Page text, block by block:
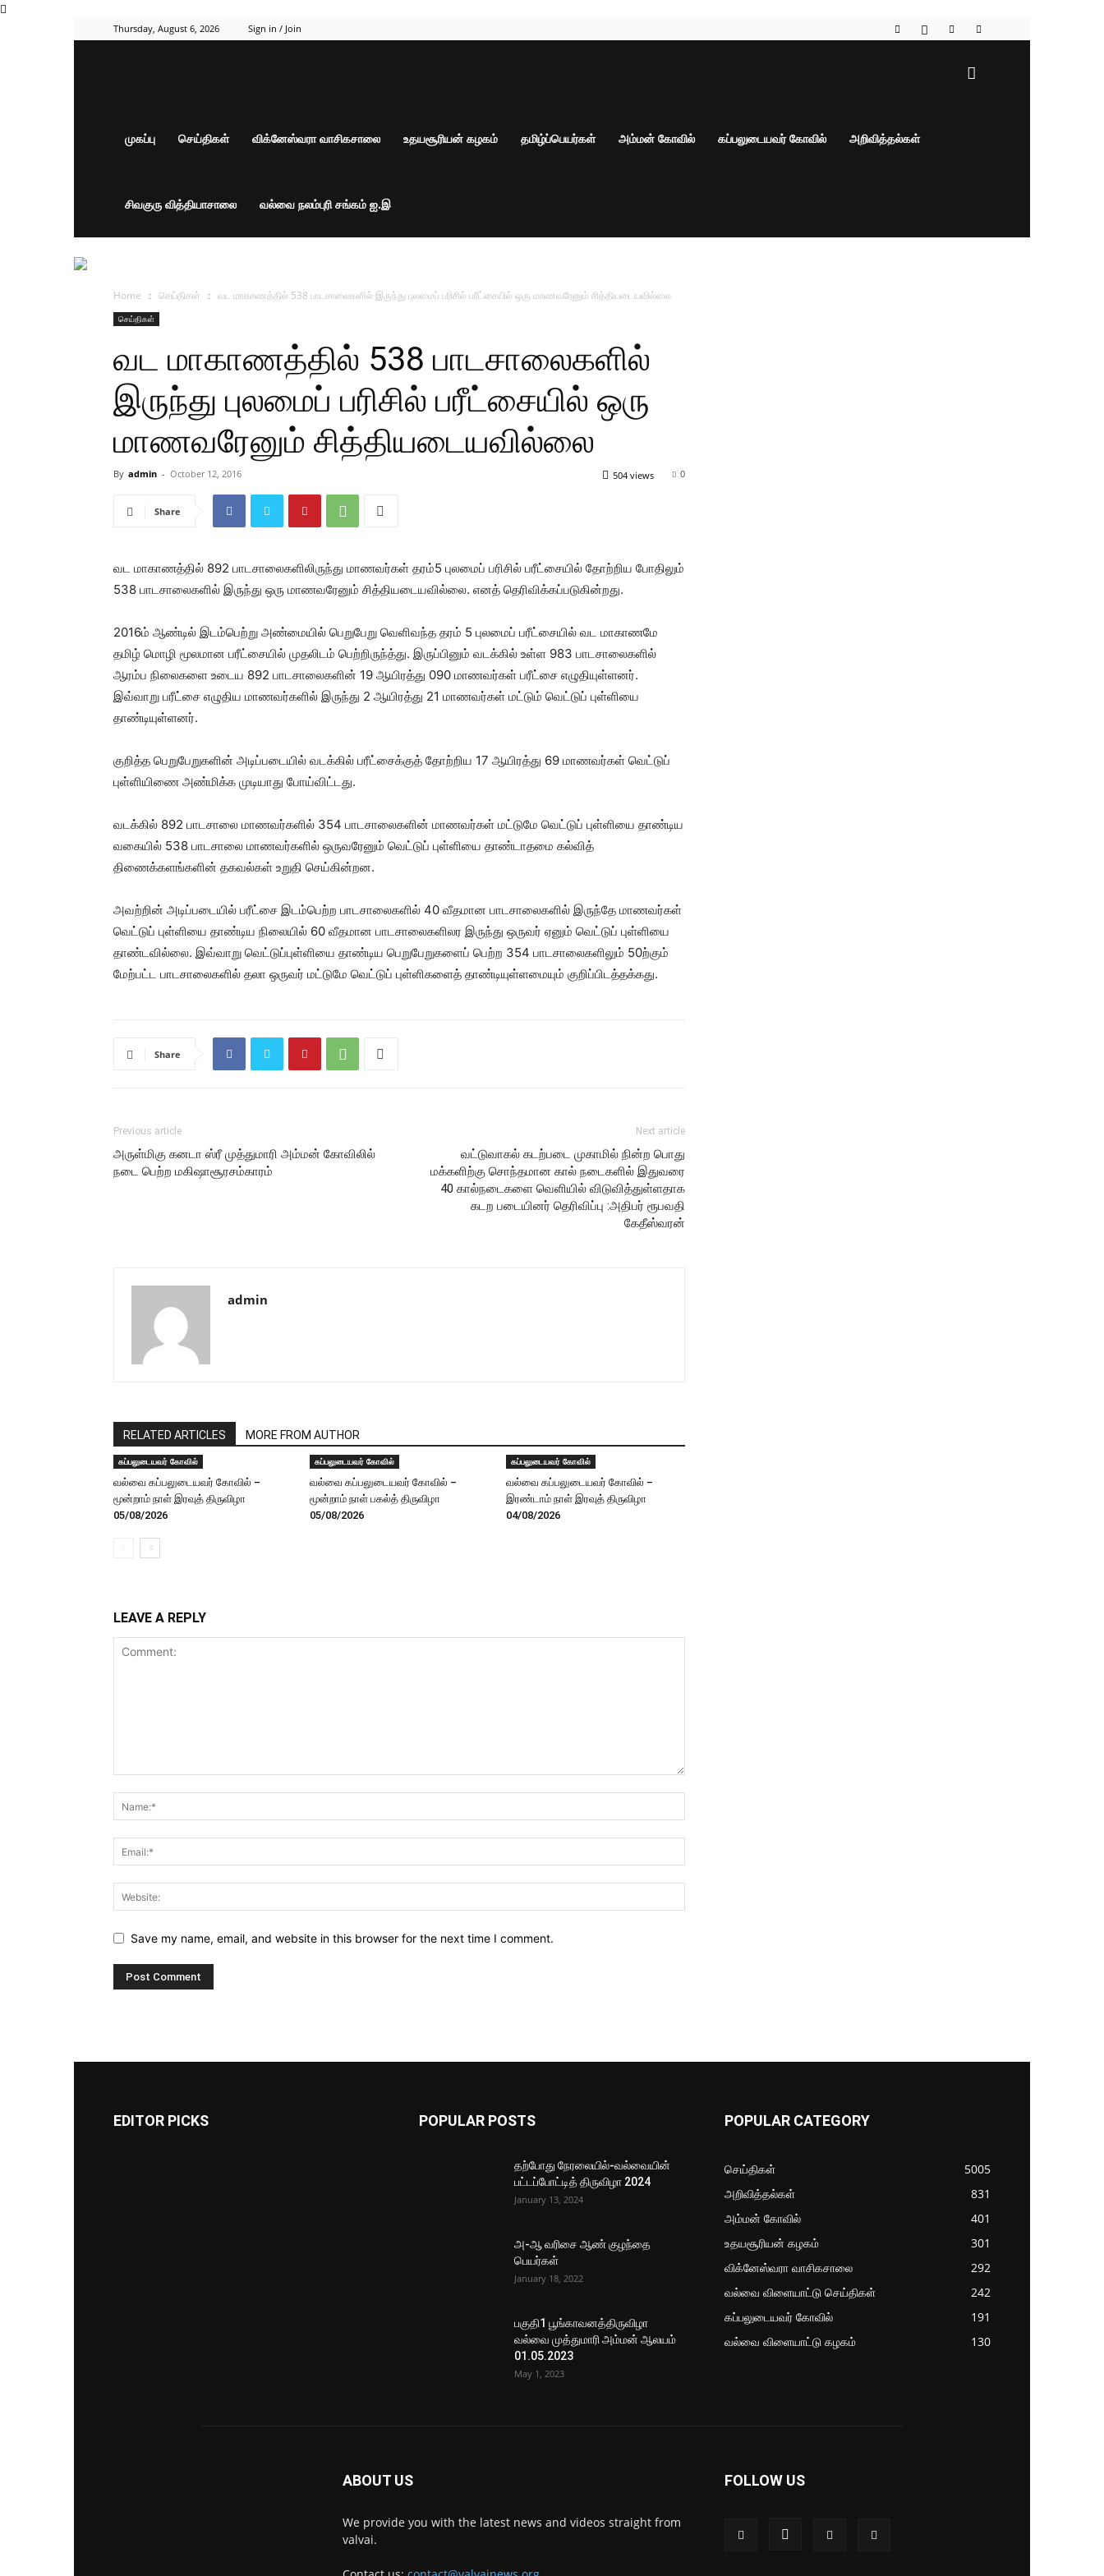
Thursday, August 6, 2026 Sign in / Join
முகப்பு செய்திகள் விக்னேஸ்வரா வாசிகசாலை உதயசூரியன் கழகம் தமிழ்ப்பெயர்கள் அம்மன் கோவில் கப்பலுடையவர் கோவில் அறிவித்தல்கள்
சிவகுரு வித்தியாசாலை வல்வை நலம்புரி சங்கம் ஐ.இ
Home செய்திகள் வட மாகாணத்தில் 538 பாடசாலைகளில் இருந்து புலமைப் பரிசில் பரீட்சையில் ஒரு மாணவரேனும் சித்தியடையவில்லை
செய்திகள்
வட மாகாணத்தில் 538 பாடசாலைகளில்
இருந்து புலமைப் பரிசில் பரீட்சையில் ஒரு
மாணவரேனும் சித்தியடையவில்லை
By admin - October 12, 2016 0
504 views
Share
வட மாகாணத்தில் 892 பாடசாலைகளிலிருந்து மாணவர்கள் தரம்5 புலமைப் பரிசில் பரீட்சையில் தோற்றிய போதிலும்
538 பாடசாலைகளில் இருந்து ஒரு மாணவரேனும் சித்தியடையவில்லை. எனத் தெரிவிக்கப்படுகின்றது.
2016ம் ஆண்டில் இடம்பெற்று அண்மையில் பெறுபேறு வெளிவந்த தரம் 5 புலமைப் பரீட்சையில் வட மாகாணமே
தமிழ் மொழி மூலமான பரீட்சையில் முதலிடம் பெற்றிருந்த்து. இருப்பினும் வடக்கில் உள்ள 983 பாடசாலைகளில்
ஆரம்ப நிலைகளை உடைய 892 பாடசாலைகளின் 19 ஆயிரத்து 090 மாணவர்கள் பரீட்சை எழுதியுள்ளனர்.
இவ்வாறு பரீட்சை எழுதிய மாணவர்களில் இருந்து 2 ஆயிரத்து 21 மாணவர்கள் மட்டும் வெட்டுப் புள்ளியை
தாண்டியுள்ளனர்.
குறித்த பெறுபேறுகளின் அடிப்படையில் வடக்கில் பரீட்சைக்குத் தோற்றிய 17 ஆயிரத்து 69 மாணவர்கள் வெட்டுப்
புள்ளியிணை அண்மிக்க முடியாது போய்விட்டது.
வடக்கில் 892 பாடசாலை மாணவர்களில் 354 பாடசாலைகளின் மாணவர்கள் மட்டுமே வெட்டுப் புள்ளியை தாண்டிய
வகையில் 538 பாடசாலை மாணவர்களில் ஒருவரேனும் வெட்டுப் புள்ளியை தாண்டாதமை கல்வித்
திணைக்களங்களின் தகவல்கள் உறுதி செய்கின்றன.
அவற்றின் அடிப்படையில் பரீட்சை இடம்பெற்ற பாடசாலைகளில் 40 வீதமான பாடசாலைகளில் இருந்தே மாணவர்கள்
வெட்டுப் புள்ளியை தாண்டிய நிலையில் 60 வீதமான பாடசாலைகளிலர இருந்து ஒருவர் ஏனும் வெட்டுப் புள்ளியை
தாண்டவில்லை. இவ்வாறு வெட்டுப்புள்ளியை தாண்டிய பெறுபேறுகளைப் பெற்ற 354 பாடசாலைகளிலும் 50ற்கும்
மேற்பட்ட பாடசாலைகளில் தலா ஒருவர் மட்டுமே வெட்டுப் புள்ளிகளைத் தாண்டியுள்ளமையும் குறிப்பிடத்தக்கது.
Share
Previous article
அருள்மிகு கனடா ஸ்ரீ முத்துமாரி அம்மன் கோவிலில்
நடை பெற்ற மகிஷாசூரசம்காரம்
Next article
வட்டுவாகல் கடற்படை முகாமில் நின்ற பொது
மக்களிற்கு சொந்தமான கால் நடைகளில் இதுவரை
40 கால்நடைகளை வெளியில் விடுவித்துள்ளதாக
கடற படையினர் தெரிவிப்பு :அதிபர் ரூபவதி
கேதீஸ்வரன்
admin
RELATED ARTICLES MORE FROM AUTHOR
கப்பலுடையவர் கோவில்
வல்வை கப்பலுடையவர் கோவில் –
மூன்றாம் நாள் இரவுத் திருவிழா
05/08/2026
கப்பலுடையவர் கோவில்
வல்வை கப்பலுடையவர் கோவில் –
மூன்றாம் நாள் பகல்த் திருவிழா
05/08/2026
கப்பலுடையவர் கோவில்
வல்வை கப்பலுடையவர் கோவில் –
இரண்டாம் நாள் இரவுத் திருவிழா
04/08/2026
LEAVE A REPLY
Save my name, email, and website in this browser for the next time I comment.
EDITOR PICKS POPULAR POSTS
தற்போது நேரலையில்-வல்வையின்
பட்டப்போட்டித் திருவிழா 2024
January 13, 2024
அ-ஆ வரிசை ஆண் குழந்தை
பெயர்கள்
January 18, 2022
பகுதி1 பூங்காவனத்திருவிழா
வல்வை முத்துமாரி அம்மன் ஆலயம்
01.05.2023
May 1, 2023
POPULAR CATEGORY
செய்திகள்
5005
அறிவித்தல்கள்
831
அம்மன் கோவில்
401
உதயசூரியன் கழகம்
301
விக்னேஸ்வரா வாசிகசாலை
292
வல்வை விளையாட்டு செய்திகள்
242
கப்பலுடையவர் கோவில்
191
வல்வை விளையாட்டு கழகம்
130
ABOUT US
We provide you with the latest news and videos straight from
valvai.
FOLLOW US